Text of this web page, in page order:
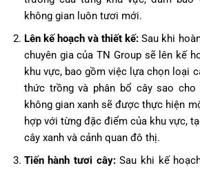
không gian luôn tươi mới.
Lên kế hoạch và thiết kế: Sau khi
chuyên gia của TN Group sẽ lên kế
khu vực, bao gồm việc lựa chọn loại
thức trồng và phân bổ cây sao
không gian xanh sẽ được thực hiện
hợp với từng đặc điểm của khu vực,
cây xanh và cảnh quan đô thị.
Tiến hành tươi cây:Sau khi kế